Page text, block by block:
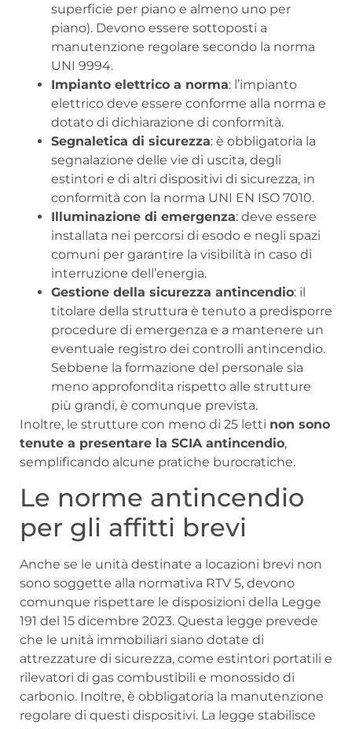
superficie per piano e almeno uno per
piano). Devono essere sottoposti a
manutenzione regolare secondo la norma
UNI 9994.
Impianto elettrico a norma: l’impianto
elettrico deve essere conforme alla norma e
dotato di dichiarazione di conformità.
Segnaletica di sicurezza: è obbligatoria la
segnalazione delle vie di uscita, degli
estintori e di altri dispositivi di sicurezza, in
conformità con la norma UNI EN ISO 7010.
Illuminazione di emergenza: deve essere
installata nei percorsi di esodo e negli spazi
comuni per garantire la visibilità in caso di
interruzione dell’energia.
Gestione della sicurezza antincendio: il
titolare della struttura è tenuto a predisporre
procedure di emergenza e a mantenere un
eventuale registro dei controlli antincendio.
Sebbene la formazione del personale sia
meno approfondita rispetto alle strutture
più grandi, è comunque prevista.
Inoltre, le strutture con meno di 25 letti non sono
tenute a presentare la SCIA antincendio,
semplificando alcune pratiche burocratiche.
Le norme antincendio
per gli affitti brevi
Anche se le unità destinate a locazioni brevi non
sono soggette alla normativa RTV 5, devono
comunque rispettare le disposizioni della Legge
191 del 15 dicembre 2023. Questa legge prevede
che le unità immobiliari siano dotate di
attrezzature di sicurezza, come estintori portatili e
rilevatori di gas combustibili e monossido di
carbonio. Inoltre, è obbligatoria la manutenzione
regolare di questi dispositivi. La legge stabilisce